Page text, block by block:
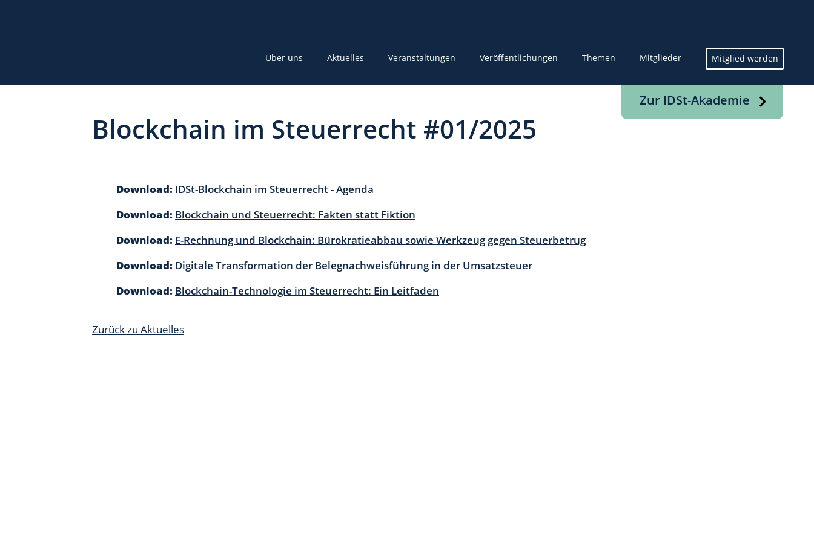
Über uns Aktuelles Veranstaltungen Veröffentlichungen Themen Mitglieder Mitglied werden
Zur IDSt-Akademie
Blockchain im Steuerrecht #01/2025
Download: IDSt-Blockchain im Steuerrecht - Agenda
Download: Blockchain und Steuerrecht: Fakten statt Fiktion
Download: E-Rechnung und Blockchain: Bürokratieabbau sowie Werkzeug gegen Steuerbetrug
Download: Digitale Transformation der Belegnachweisführung in der Umsatzsteuer
Download: Blockchain-Technologie im Steuerrecht: Ein Leitfaden
Zurück zu Aktuelles